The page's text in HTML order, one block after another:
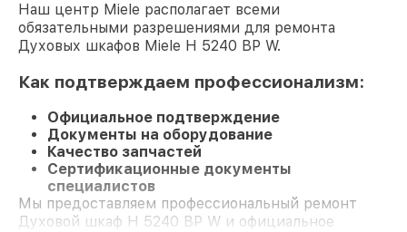
Наш центр Miele располагает всеми
обязательными разрешениями для ремонта
Духовых шкафов Miele H 5240 BP W.
Как подтверждаем профессионализм:
Официальное подтверждение
Документы на оборудование
Качество запчастей
Сертификационные документы
специалистов
Мы предоставляем профессиональный ремонт
Духовой шкаф H 5240 BP W и официальное